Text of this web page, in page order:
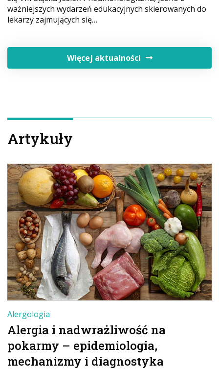
ważniejszych wydarzeń edukacyjnych skierowanych do
lekarzy zajmujących się…
Więcej aktualności
Artykuły
Alergologia
Alergia i nadwrażliwość na
pokarmy – epidemiologia,
mechanizmy i diagnostyka